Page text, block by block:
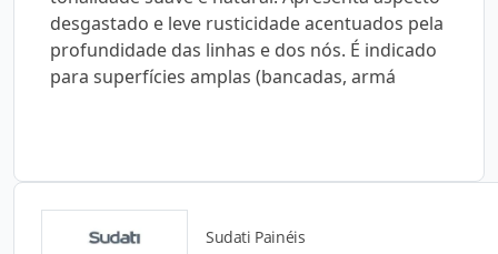
desgastado e leve rusticidade acentuados pela
profundidade das linhas e dos nós. É indicado
para superfícies amplas (bancadas, armá
Sudati Painéis